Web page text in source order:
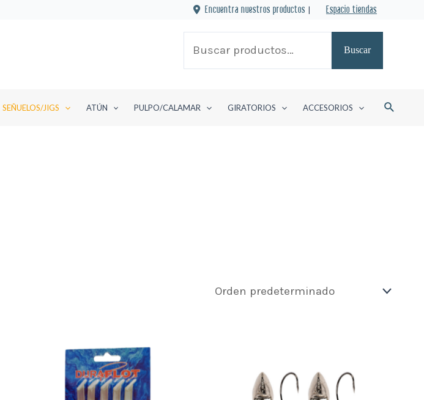
Encuentra nuestros productos | Espacio tiendas
Buscar
SEÑUELOS/JIGS ATÚN PULPO/CALAMAR GIRATORIOS ACCESORIOS Buscar